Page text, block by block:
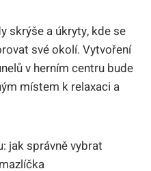
skrýše a úkryty, kde se
své okolí. Vytvoření
v herním centru bude
místem k relaxaci a